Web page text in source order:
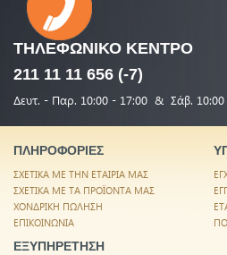
ΤΗΛΕΦΩΝΙΚΟ ΚΕΝΤΡΟ
211 11 11 656 (-7)
Δευτ. - Παρ. 10:00 - 17:00 & Σάβ. 10:00
ΠΛΗΡΟΦΟΡΙΕΣ
ΣΧΕΤΙΚΑ ΜΕ ΤΗΝ ΕΤΑΙΡΙΑ ΜΑΣ
ΣΧΕΤΙΚΑ ΜΕ ΤΑ ΠΡΟΪΟΝΤΑ ΜΑΣ
ΧΟΝΔΡΙΚΗ ΠΩΛΗΣΗ
ΕΠΙΚΟΙΝΩΝΙΑ
ΕΞΥΠΗΡΕΤΗΣΗ